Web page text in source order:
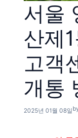
서울
산제
고객
개통
2025년 01월 08일